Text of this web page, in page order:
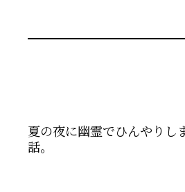
夏の夜に幽霊でひんやりし
話。